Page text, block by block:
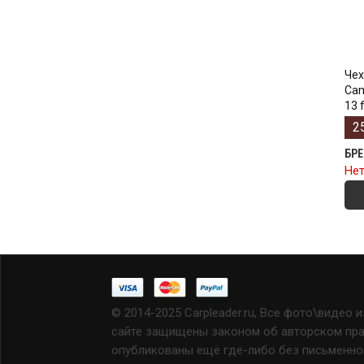
13
© 2014-2025 Carpleader.ru, Все фото\видео
сайте защищены законом об авторском
опубликованы ещё где-либо без